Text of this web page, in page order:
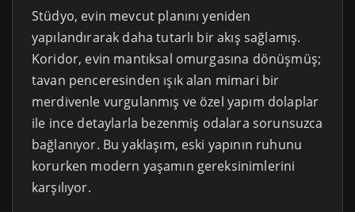
Stüdyo, evin mevcut planını yeniden
yapılandırarak daha tutarlı bir akış sağlamış.
Koridor, evin mantıksal omurgasına dönüşmüş;
tavan penceresinden ışık alan mimari bir
merdivenle vurgulanmış ve özel yapım dolaplar
ile ince detaylarla bezenmiş odalara sorunsuzca
bağlanıyor. Bu yaklaşım, eski yapının ruhunu
korurken modern yaşamın gereksinimlerini
karşılıyor.